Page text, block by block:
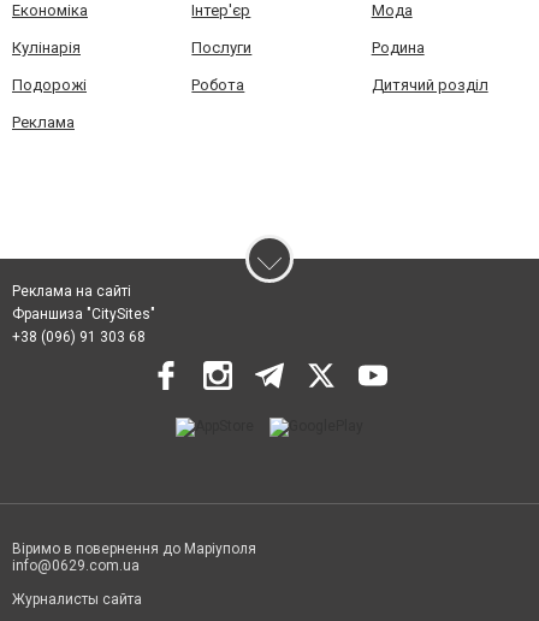
Економіка Інтер'єр Мода
Кулінарія Послуги Родина
Подорожі Робота Дитячий розділ
Реклама
Реклама на сайті
Франшиза "CitySites"
+38 (096) 91 303 68
Віримо в повернення до Маріуполя
info@0629.com.ua
Журналисты сайта